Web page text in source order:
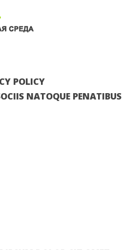
POLICY
NATOQUE PENATIBUS